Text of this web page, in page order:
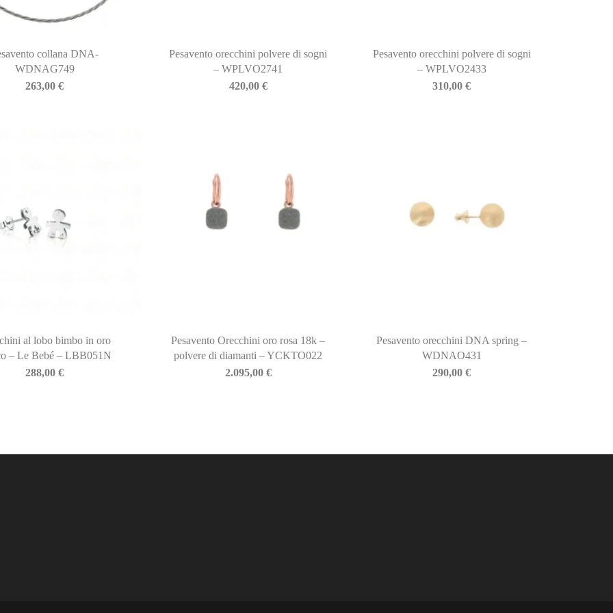
collana DNA-
WDNAG749
263,00€
Pesavento orecchini polvere di sogni
– WPLVO2741
420,00 €
Pesavento orecchini polvere di sogni
– WPLVO2433
310,00€
al lobo bimbo in oro
– Le Bebé – LBB051N
288,00€
Pesavento Orecchini oro rosa 18k –
polvere di diamanti – YCKTO022
2.095,00 €
Pesavento orecchini DNA spring –
WDNAO431
290,00€